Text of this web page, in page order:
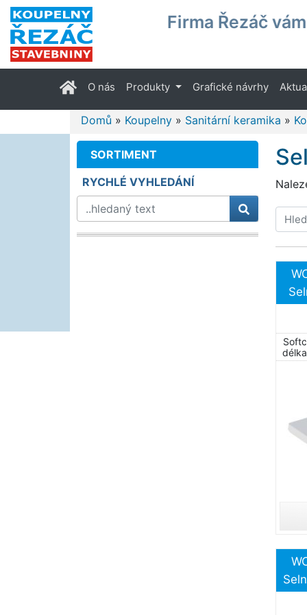
Firma Řezáč
(current)
O nás Produkty Grafické návrhy
Domů » Koupelny » Sanitární keramika »
SORTIMENT
RYCHLÉ VYHLEDÁNÍ